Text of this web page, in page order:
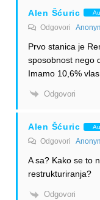
Alen Šćuric
Odgovori
Prvo stanica je
sposobnost nego
Imamo 10,6%
Odgovori
Alen Šćuric
Odgovori
A sa? Kako se to
restrukturiranja?
Odgovori